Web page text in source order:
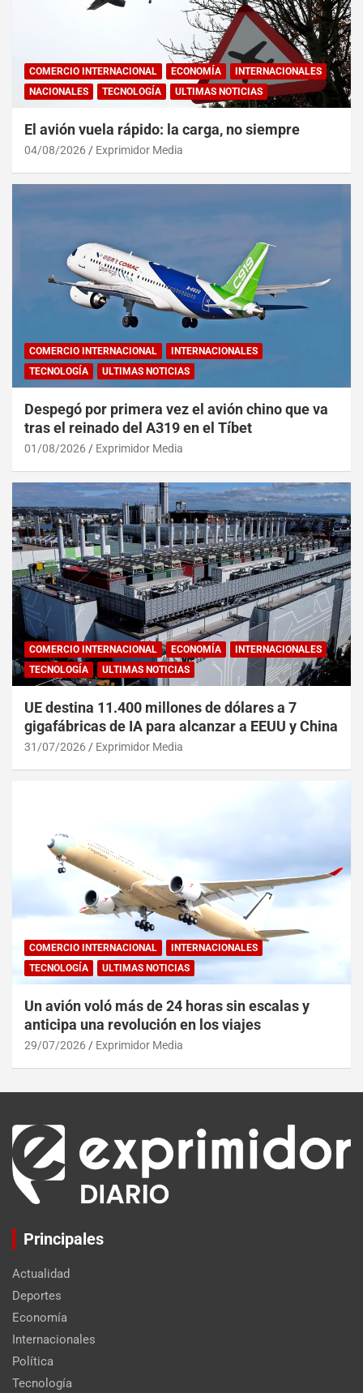
COMERCIO INTERNACIONAL ECONOMÍA
INTERNACIONALES
NACIONALES
TECNOLOGÍA ULTIMAS NOTICIAS
El avión vuela rápido: la carga, no siempre
04/08/2026 Exprimidor Media
COMERCIO INTERNACIONAL
INTERNACIONALES
TECNOLOGÍA
ULTIMAS NOTICIAS
Despegó por primera vez el avión chino que va
tras el reinado del A319 en el Tíbet
01/08/2026 Exprimidor Media
COMERCIO INTERNACIONAL ECONOMÍA
INTERNACIONALES
TECNOLOGÍA
ULTIMAS NOTICIAS
UE destina 11.400 millones de dólares a 7
gigafábricas de IA para alcanzar a EEUU y China
31/07/2026 Exprimidor Media
COMERCIO INTERNACIONAL
INTERNACIONALES
TECNOLOGÍA
ULTIMAS NOTICIAS
Un avión voló más de 24 horas sin escalas y
anticipa una revolución en los viajes
29/07/2026 Exprimidor Media
Principales
Actualidad
Deportes
Economía
Internacionales
Política
Tecnología